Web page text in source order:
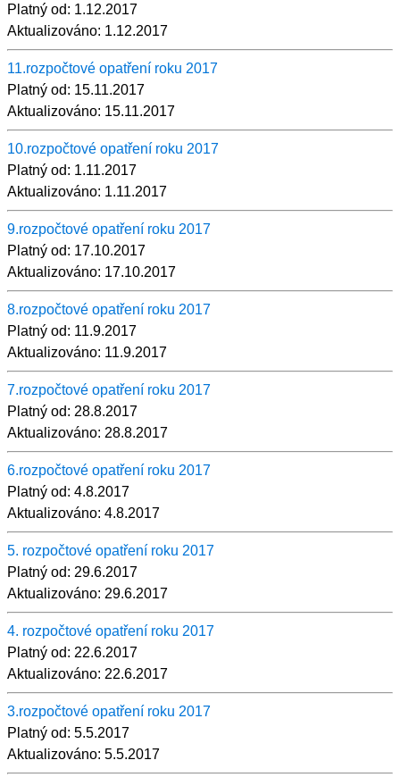
Platný od: 1.12.2017
Aktualizováno: 1.12.2017
11.rozpočtové opatření roku 2017
Platný od: 15.11.2017
Aktualizováno: 15.11.2017
10.rozpočtové opatření roku 2017
Platný od: 1.11.2017
Aktualizováno: 1.11.2017
9.rozpočtové opatření roku 2017
Platný od: 17.10.2017
Aktualizováno: 17.10.2017
8.rozpočtové opatření roku 2017
Platný od: 11.9.2017
Aktualizováno: 11.9.2017
7.rozpočtové opatření roku 2017
Platný od: 28.8.2017
Aktualizováno: 28.8.2017
6.rozpočtové opatření roku 2017
Platný od: 4.8.2017
Aktualizováno: 4.8.2017
5. rozpočtové opatření roku 2017
Platný od: 29.6.2017
Aktualizováno: 29.6.2017
4. rozpočtové opatření roku 2017
Platný od: 22.6.2017
Aktualizováno: 22.6.2017
3.rozpočtové opatření roku 2017
Platný od: 5.5.2017
Aktualizováno: 5.5.2017